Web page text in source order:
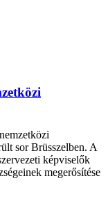
sor Brüsszelben. A
képviselők
megerősítése